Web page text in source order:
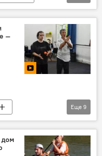
—
мастерская
Еще 9
дом